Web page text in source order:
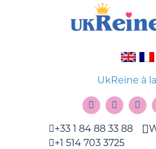
UkReine à
+33 1 84 88 33 88
+1 514 703 3725